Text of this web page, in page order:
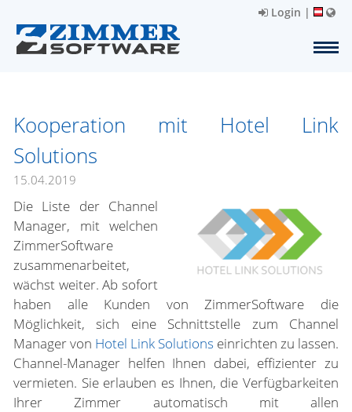
Login |
Kooperation mit Hotel Link
Solutions
15.04.2019
Die Liste der Channel
Manager, mit welchen
ZimmerSoftware
zusammenarbeitet,
wächst weiter. Ab sofort
haben alle Kunden von ZimmerSoftware die
Möglichkeit, sich eine Schnittstelle zum Channel
Manager von Hotel Link Solutions einrichten zu lassen.
Channel-Manager helfen Ihnen dabei, effizienter zu
vermieten. Sie erlauben es Ihnen, die Verfügbarkeiten
Ihrer Zimmer automatisch mit allen